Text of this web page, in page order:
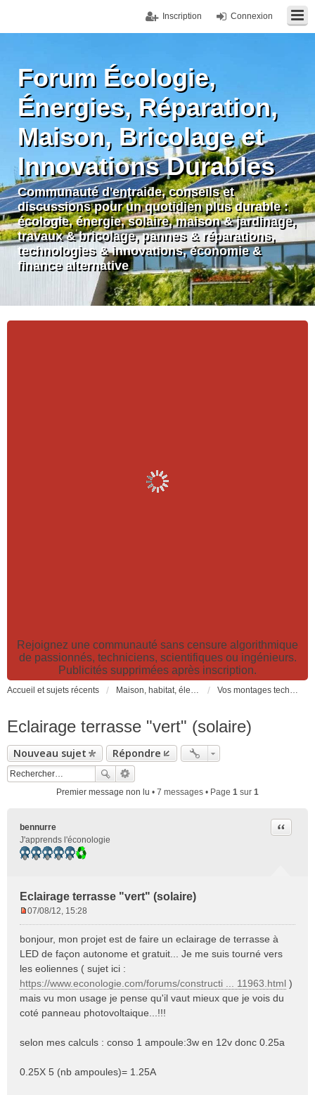
Connexion
Inscription
Forum Écologie,
Énergies, Réparation,
Maison, Bricolage et
Innovations Durables
Communauté d'entraide, conseils et
discussions pour un quotidien plus durable :
écologie, énergie, solaire, maison & jardinage,
travaux & bricolage, pannes & réparations,
technologies & innovations, économie &
finance alternative
Rejoignez une communauté sans censure algorithmique
de passionnés, techniciens, scientifiques ou ingénieurs.
Publicités supprimées après inscription.
Accueil et sujets récents Maison, habitat, électricité et jardin. Travaux et bricolage. Vos montages techniques, bricolages, innovations et auto-construction: fabriquer un objet ou une installation
Eclairage terrasse "vert" (solaire)
Nouveau sujet Répondre
Premier message non lu • 7 messages • Page 1 sur 1
bennurre
J'apprends l'éconologie
Eclairage terrasse "vert" (solaire)
Citer
s
s
a
g
e
n
l
07/08/12, 15:28
bonjour, mon projet est de faire un eclairage de terrasse à
LED de façon autonome et gratuit... Je me suis tourné vers
les eoliennes ( sujet ici :
https://www.econologie.com/forums/constructi ... 11963.html )
mais vu mon usage je pense qu'il vaut mieux que je vois du
coté panneau photovoltaique...!!!
selon mes calculs : conso 1 ampoule:3w en 12v donc 0.25a
0.25X 5 (nb ampoules)= 1.25A